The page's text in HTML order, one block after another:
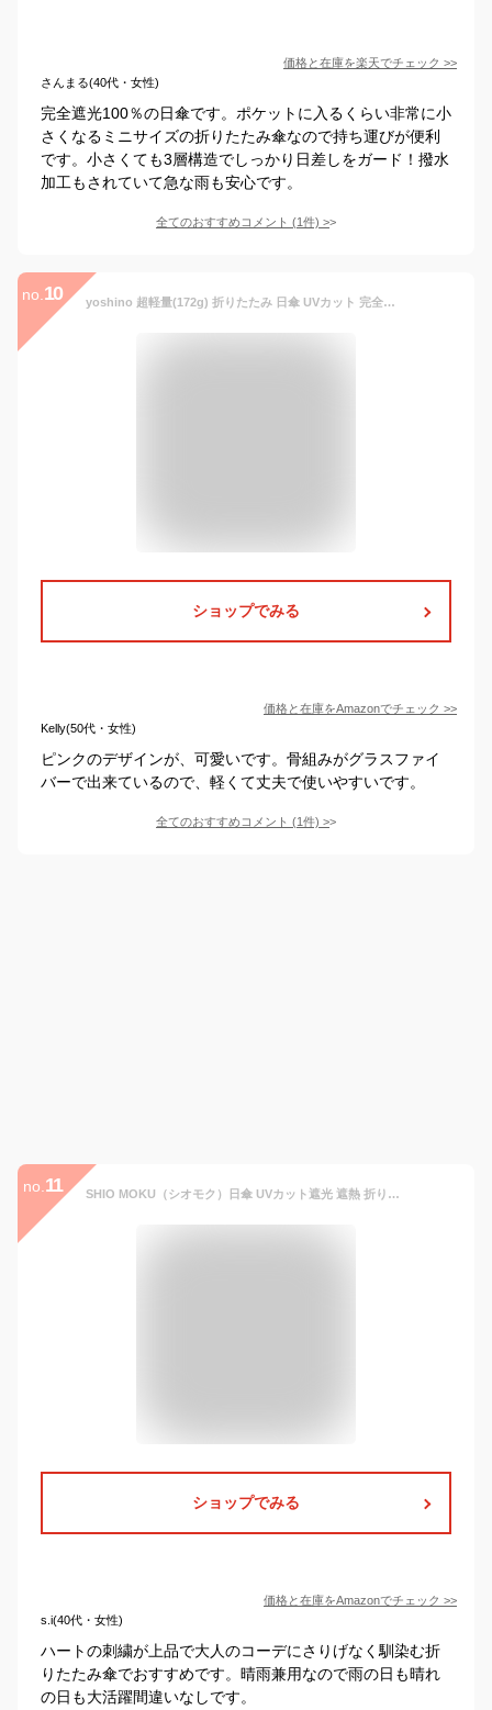
価格と在庫を楽天でチェック >>
さんまる(40代・女性)
完全遮光100％の日傘です。ポケットに入るくらい非常に小
さくなるミニサイズの折りたたみ傘なので持ち運びが便利
です。小さくても3層構造でしっかり日差しをガード！撥水
加工もされていて急な雨も安心です。
全てのおすすめコメント (1件) >
no. 10 yoshino 超軽量(172g) 折りたたみ 日傘 UVカット 完全遮光 遮熱 晴雨兼用 折り畳み日傘 レディース メンズ 300T高強度グラスファイバー 耐風撥水 収納ポーチ付き ピンク
ショップでみる
価格と在庫をAmazonでチェック >>
Kelly(50代・女性)
ピンクのデザインが、可愛いです。骨組みがグラスファイ
バーで出来ているので、軽くて丈夫で使いやすいです。
全てのおすすめコメント (1件) >
no. 11 SHIO MOKU（シオモク）日傘 UVカット遮光 遮熱 折りたたみ傘 100 コンパクト 晴雨兼用 レディース ミニ オシャレ かわいいハートの刺繡 母の日 (ベージュ)
ショップでみる
価格と在庫をAmazonでチェック >>
s.i(40代・女性)
ハートの刺繍が上品で大人のコーデにさりげなく馴染む折
りたたみ傘でおすすめです。晴雨兼用なので雨の日も晴れ
の日も大活躍間違いなしです。